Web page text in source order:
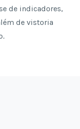
de indicadores,
de vistoria